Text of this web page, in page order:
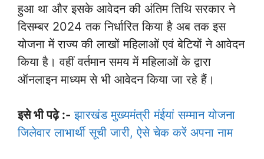
हुआ था और इसके आवेदन की अंतिम तिथि सरकार ने
दिसम्बर 2024 तक निर्धारित किया है अब तक इस
योजना में राज्य की लाखों महिलाओं एवं बेटियों ने आवेदन
किया है। वहीं वर्तमान समय में महिलाओं के द्वारा
ऑनलाइन माध्यम से भी आवेदन किया जा रहे हैं।
इसे भी पढ़े :- झारखंड मुख्यमंत्री मंईयां सम्मान योजना
जिलेवार लाभार्थी सूची जारी, ऐसे चेक करें अपना नाम